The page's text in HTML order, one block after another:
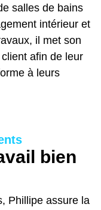
salles de bains
intérieur et
il met son
afin de leur
à leurs
bien
Phillipe assure la